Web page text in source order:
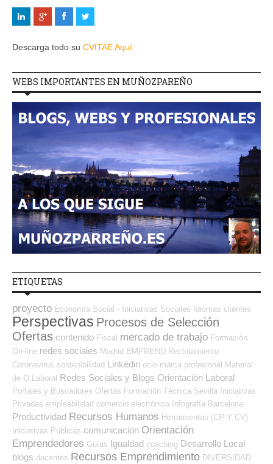
Descarga todo su CVITAE Aquí
WEBS IMPORTANTES EN MUÑOZPAREÑO
ETIQUETAS
proyecto Economía Social - Iniciativas Sociales Idiomas clientes
Perspectivas Procesos de Selección
Ofertas contenido Fiscal mercado de trabajo Formación
On-line redes sociales Madrid EMPREND Reclutamiento
Coronavirus sostenibilidad Linkedin ocio marca profesional Material
de O.Laboral Redes Sociales y Blogs Orientación Laboral
Portales y Buscadores Ofertas Formación Técnica Sevilla Iniciativas
Privadas empleabilidad comercio electrónico Infografía Barcelona
Productividad Recursos Humanos Herramientas (CP Y CV)
Iniciativas Públicas comunicación Orientación
Emprendedores Guías Igualdad coaching Desarrollo Local
blogs docentes Recursos Emprendimiento DIVERSIDAD